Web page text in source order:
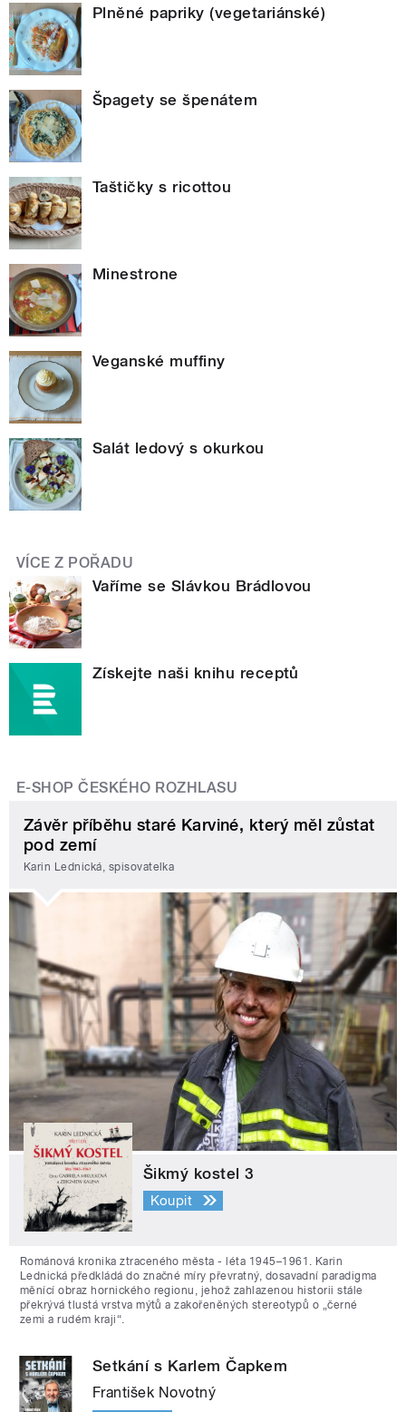
Plněné papriky (vegetariánské)
Špagety se špenátem
Taštičky s ricottou
Minestrone
Veganské muffiny
Salát ledový s okurkou
VÍCE Z POŘADU
Vaříme se Slávkou Brádlovou
Získejte naši knihu receptů
E-SHOP ČESKÉHO ROZHLASU
Závěr příběhu staré Karviné, který měl zůstat
pod zemí
Karin Lednická, spisovatelka
Šikmý kostel 3
Koupit
Románová kronika ztraceného města - léta 1945–1961. Karin
Lednická předkládá do značné míry převratný, dosavadní paradigma
měnící obraz hornického regionu, jehož zahlazenou historii stále
překrývá tlustá vrstva mýtů a zakořeněných stereotypů o „černé
zemi a rudém kraji“.
Setkání s Karlem Čapkem
František Novotný